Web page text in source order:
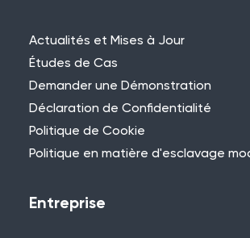
Actualités et Mises à Jour
Études de Cas
Demander une Démonstration
Déclaration de Confidentialité
Politique de Cookie
Politique en matière d'esclavage
Entreprise